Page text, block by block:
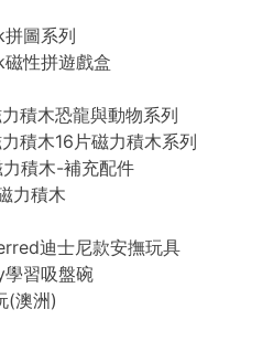
圖系列
性拼遊戲盒
積木恐龍與動物系列
積木16片磁力積木系列
積木-補充配件
力積木
迪士尼款安撫玩具
習吸盤碗
(澳洲)